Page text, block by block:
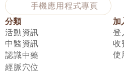
手機應用程式專頁
分類
活動資訊
中醫資訊
認識中藥
經脈穴位
加
登
收
使